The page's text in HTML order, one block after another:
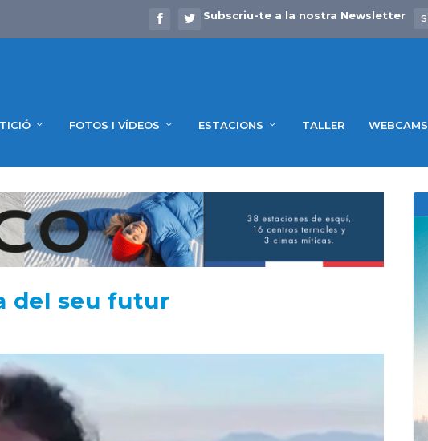
Subscriu-te a la nostra Newsletter
FOTOS I VÍDEOS ESTACIONS TALLER WEBCAMS
del seu futur